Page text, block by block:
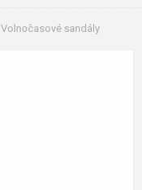
Volnočasové sandály